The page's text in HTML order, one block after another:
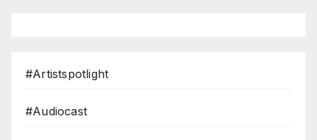
#Artistspotlight
#Audiocast